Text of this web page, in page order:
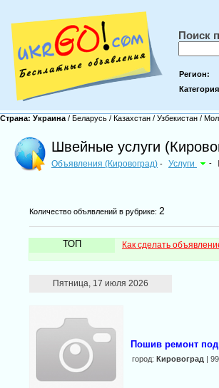
Поиск
Регион:
Страна: Украина / Беларусь / Казахстан / Узбекистан /
Швейные услуги
Объявления (Кировоград) - Услуги -
Количество объявлений в рубрике: 2
ТОП Как сделать
Пятница, 17 июля 2026
Пошив ремонт
город: Кировоград |